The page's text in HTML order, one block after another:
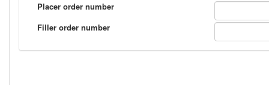
Placer order number
Filler order number